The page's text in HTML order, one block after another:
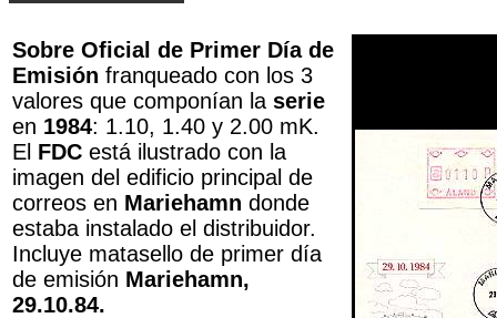
Sobre Oficial de Primer Día de
Emisión franqueado con los 3
valores que componían la serie
en 1984: 1.10, 1.40 y 2.00 mK.
El FDC está ilustrado con la
imagen del edificio principal de
correos en Mariehamn donde
estaba instalado el distribuidor.
Incluye matasello de primer día
de emisión Mariehamn,
29.10.84.